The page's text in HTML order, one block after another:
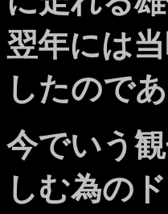
翌年には
したのであ
今でいう
しむ為の